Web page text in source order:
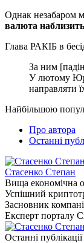
Однак незабаром
валюта
Глава РАКІБ в
За ним
У лютому
направляти
Найбільшою
Про автора
Останні
Стасенко Степан
Вища економічна
Успішний
Засновник
Експерт порталу
Останні